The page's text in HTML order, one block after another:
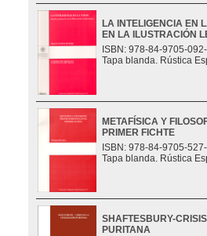
LA INTELIGENCIA EN
EN LA ILUSTRACIÓN
ISBN: 978-84-9705-
Tapa blanda. Rústica
METAFÍSICA Y
PRIMER FICHTE
ISBN: 978-84-9705-
Tapa blanda. Rústica
SHAFTESBURY-
PURITANA